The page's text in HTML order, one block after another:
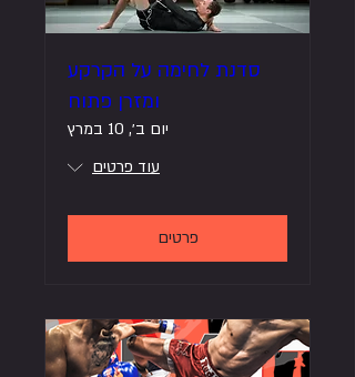
סדנת לחימה על הקרקע
ומזרן פתוח
יום ב׳, 10 במרץ
עוד פרטים
פרטים